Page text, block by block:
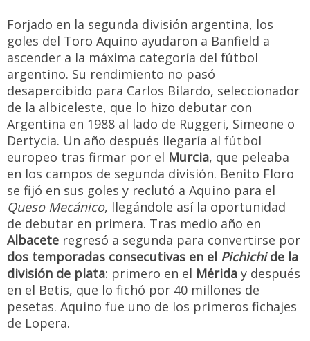
Forjado en la segunda división argentina, los
goles del Toro Aquino ayudaron a Banfield a
ascender a la máxima categoría del fútbol
argentino. Su rendimiento no pasó
desapercibido para Carlos Bilardo, seleccionador
de la albiceleste, que lo hizo debutar con
Argentina en 1988 al lado de Ruggeri, Simeone o
Dertycia. Un año después llegaría al fútbol
europeo tras firmar por el Murcia, que peleaba
en los campos de segunda división. Benito Floro
se fijó en sus goles y reclutó a Aquino para el
Queso Mecánico, llegándole así la oportunidad
de debutar en primera. Tras medio año en
Albacete regresó a segunda para convertirse por
dos temporadas consecutivas en el Pichichide la
división de plata: primero en el Mérida y después
en el Betis, que lo fichó por 40 millones de
pesetas. Aquino fue uno de los primeros fichajes
de Lopera.